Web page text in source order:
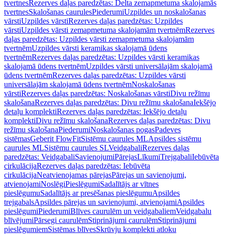
tvertnesRezerves daļas paredzētas: Delta zemapmetuma skalojamās
tvertnesSkalošanas caurulesPiederumiUzpildes un noskalošanas
vārstiUzpildes vārstiRezerves daļas paredzētas: Uzpildes
vārstiUzpildes vārsti zemapmetuma skalojamām tvertnēmRezerves
daļas paredzētas: Uzpildes vārsti zemapmetuma skalojamām
tvertnēmUzpildes vārsti keramikas skalojamā ūdens
tvertnēmRezerves daļas paredzētas: Uzpildes vārsti keramikas
skalojamā ūdens tvertnēmUzpildes vārsti universālajām skalojamā
ūdens tvertnēmRezerves daļas paredzētas: Uzpildes vārsti
universālajām skalojamā ūdens tvertnēmNoskalošanas
vārstiRezerves daļas paredzētas: Noskalošanas vārstiDivu režīmu
skalošanaRezerves daļas paredzētas: Divu režīmu skalošanaIekšējo
detaļu komplektiRezerves daļas paredzētas: Iekšējo detaļu
komplektiDivu režīmu skalošanaRezerves daļas paredzētas: Divu
režīmu skalošanaPiederumiNoskalošanas pogasPadeves
sistēmasGeberit FlowFitSistēmu caurules MLApsildes sistēmu
caurules MLSistēmu caurules SLVeidgabaliRezerves daļas
paredzētas: VeidgabaliSavienojumiPārejasLīkumiTrejgabaliIebūvēta
cirkulācijaRezerves daļas paredzētas: Iebūvēta
cirkulācijaNeatvienojamas pārejasPārejas un savienojumi,
atvienojamiNoslēgiPieslēgumiSadalītājs ar vītnes
pieslēgumuSadalītājs ar presēšanas pieslēgumuApsildes
trejgabalsApsildes pārejas un savienojumi, atvienojamiApsildes
pieslēgumiPiederumiBlīves caurulēm un veidgabaliemVeidgabalu
blīvējumiPārsegi caurulēmStiprinājumi caurulēmStiprinājumi
pieslēgumiemSistēmas blīvesSkrūvju komplekti atloku